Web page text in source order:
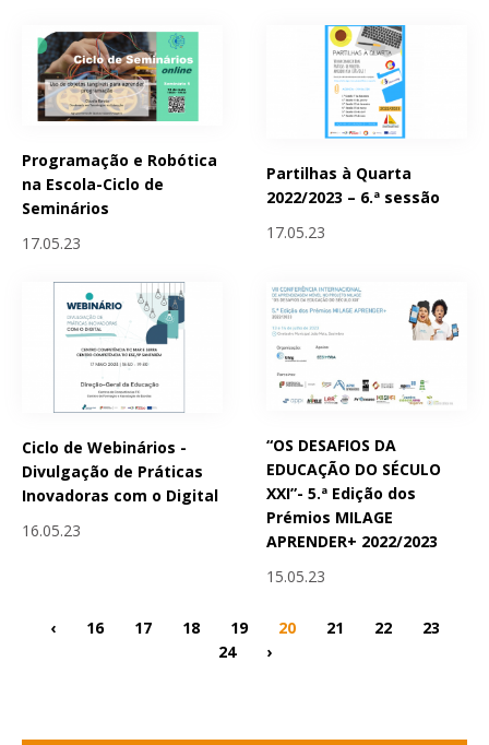
Programação e Robótica
na Escola-Ciclo de
Seminários
17.05.23
Partilhas à Quarta
2022/2023 – 6.ª sessão
17.05.23
Ciclo de Webinários -
Divulgação de Práticas
Inovadoras com o Digital
16.05.23
“OS DESAFIOS DA
EDUCAÇÃO DO SÉCULO
XXI”- 5.ª Edição dos
Prémios MILAGE
APRENDER+ 2022/2023
15.05.23
‹ 16 17 18 19 20 21 22
23
24
›